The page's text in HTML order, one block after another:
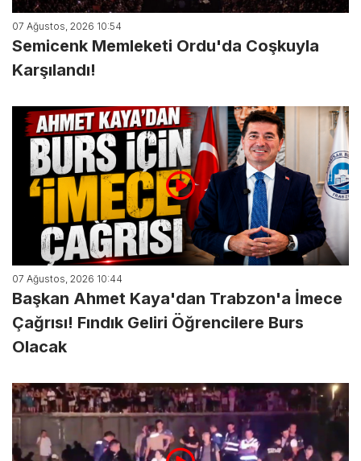
07 Ağustos, 2026 10:54
Semicenk Memleketi Ordu'da Coşkuyla
Karşılandı!
07 Ağustos, 2026 10:44
Başkan Ahmet Kaya'dan Trabzon'a İmece
Çağrısı! Fındık Geliri Öğrencilere Burs
Olacak